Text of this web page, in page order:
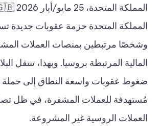
وشخصًا مرتبطين بمنصات العملات
المالية المرتبطة بروسيا. وبهذا، تنتقل
ضغوط عقوبات واسعة النطاق إلى حملة
مُستهدفة للعملات المشفرة، في ظل
العملات الروسية غير المشروعة.